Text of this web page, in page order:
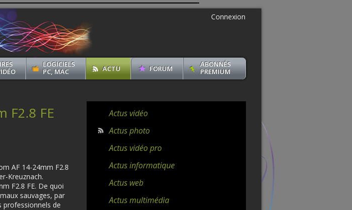
Connexion
LOGICIELS
PC, MAC
ACTU FORUM
ABONNÉS
PREMIUM
F2.8 FE
AF 14-24mm F2.8
Kreuznach.
F2.8 FE. De quoi
sauvages, par
professionnels de
Actus vidéo
Actus photo
Actus vidéo pro
Actus informatique
Actus web
Actus multimédia